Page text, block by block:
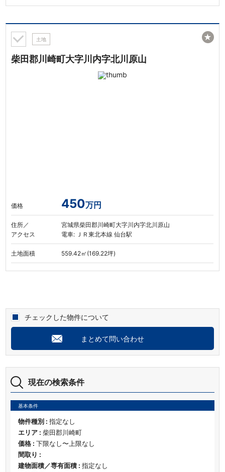
現在の検索条件
基本条件
物件種別 : 指定なし
エリア : 柴田郡川崎町
価格 : 下限なし〜上限なし
間取り :
建物面積／専有面積 : 指定なし
土地
柴田郡川崎町大字川内字北川原山
価格 450万円
住所／
アクセス
宮城県柴田郡川崎町大字川内字北川原山
電車: ＪＲ東北本線 仙台駅
土地面積 559.42㎡(169.22坪)
★
チェックした物件について
まとめて問い合わせ